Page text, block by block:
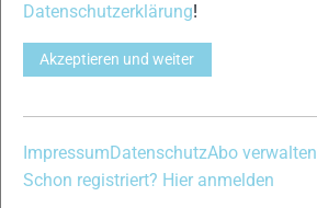
23
Datenschutzerklärung!
Akzeptieren und weiter
ImpressumDatenschutzAbo verwalten
Schon registriert? Hier anmelden